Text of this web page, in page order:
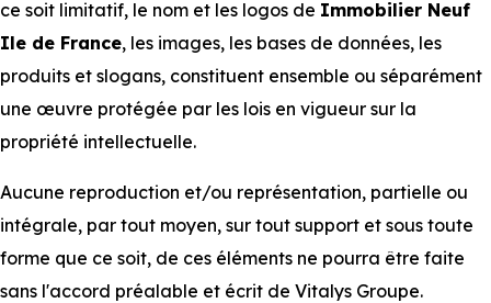
ce soit limitatif, le nom et les logos de Immobilier Neuf
Ile de France, les images, les bases de données, les
produits et slogans, constituent ensemble ou séparément
une œuvre protégée par les lois en vigueur sur la
propriété intellectuelle.
Aucune reproduction et/ou représentation, partielle ou
intégrale, par tout moyen, sur tout support et sous toute
forme que ce soit, de ces éléments ne pourra être faite
sans l'accord préalable et écrit de Vitalys Groupe.